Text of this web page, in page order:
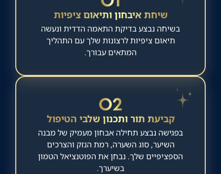
שיחת איבחון ותיאום ציפיות
בשיחה נבצע בדיקת התאמה הדדית ונעשה
תיאום ציפיות לרצונות שלך עם התהליך
המתאים עבורך.
02
קביעת תור ותכנון שלבי הטיפול
בפגישה נבצע תחילה אבחון מעמיק של מבנה
השיער, סוג השערה, רמת הנזק והצרכים
הספציפיים שלך. נבחן את הפוטנציאל הטמון
בשיערך.